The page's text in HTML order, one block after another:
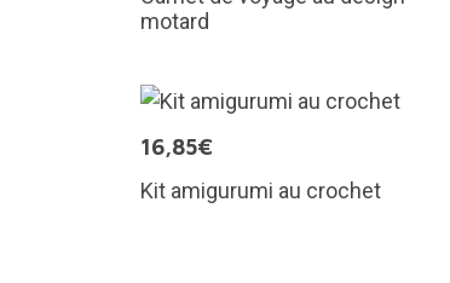
motard
16,85€
Kit amigurumi au crochet